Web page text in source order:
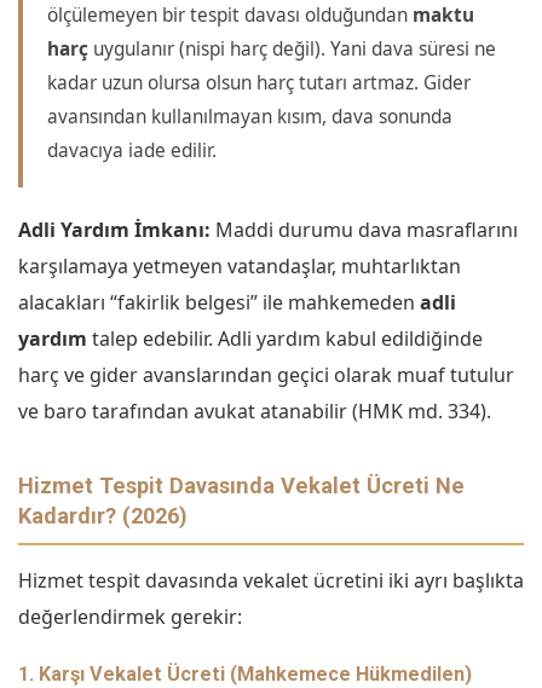
ölçülemeyen bir tespit davası olduğundan maktu
harç uygulanır (nispi harç değil). Yani dava süresi ne
kadar uzun olursa olsun harç tutarı artmaz. Gider
avansından kullanılmayan kısım, dava sonunda
davacıya iade edilir.
Adli Yardım İmkanı: Maddi durumu dava masraflarını
karşılamaya yetmeyen vatandaşlar, muhtarlıktan
alacakları “fakirlik belgesi” ile mahkemeden adli
yardım talep edebilir. Adli yardım kabul edildiğinde
harç ve gider avanslarından geçici olarak muaf tutulur
ve baro tarafından avukat atanabilir (HMK md. 334).
Hizmet Tespit Davasında Vekalet Ücreti Ne
Kadardır? (2026)
Hizmet tespit davasında vekalet ücretini iki ayrı başlıkta
değerlendirmek gerekir:
1. Karşı Vekalet Ücreti (Mahkemece Hükmedilen)